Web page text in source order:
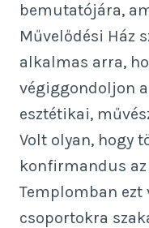
bemutatójára,
Művelődési Ház
alkalmas arra,
végiggondoljon
esztétikai,
Volt olyan, hogy
konfirmandus
Templomban ezt
csoportokra